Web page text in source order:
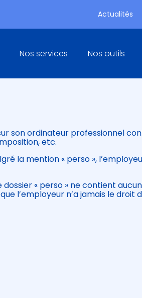
Actualités
Nos services Nos outils
A-
son ordinateur professionnel
etc.
la mention « perso »,
dossier « perso » ne contient
l’employeur n’a jamais le droit